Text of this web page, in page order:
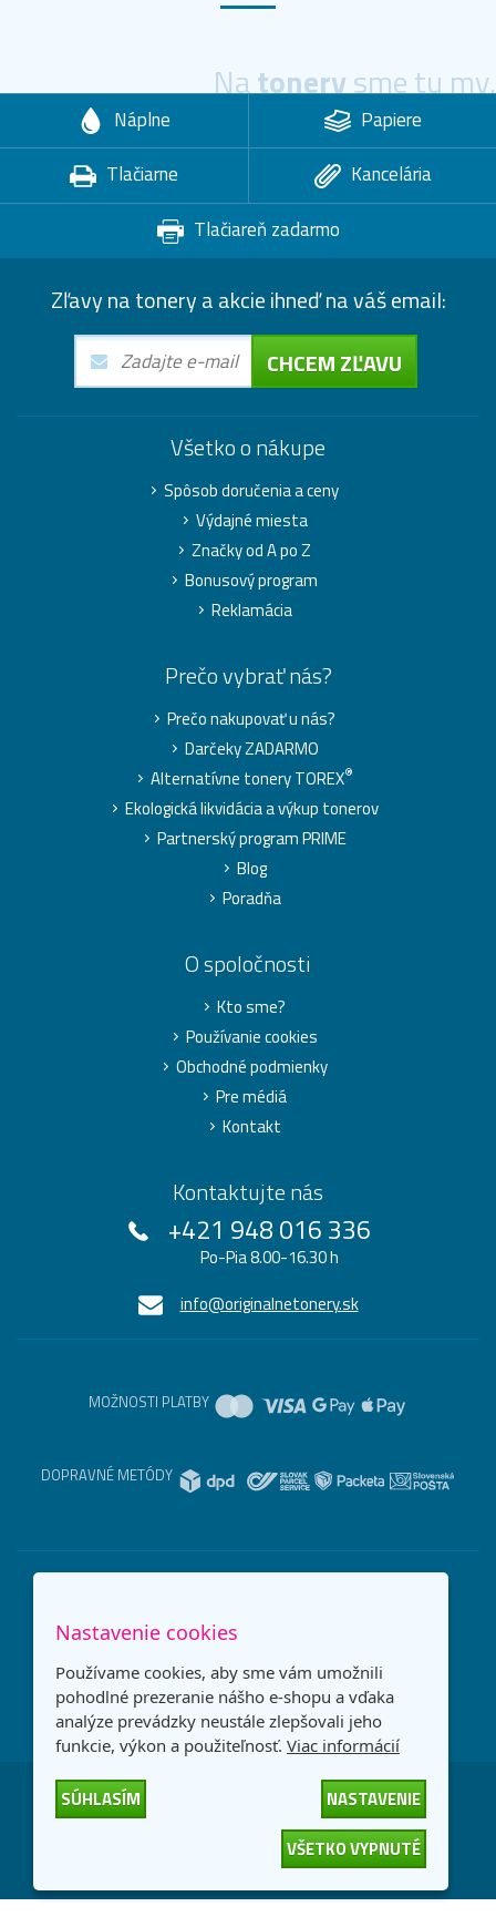
Natonerysme tu my.
Náplne
Papiere
Tlačiarne
Kancelária
Tlačiareň zadarmo
Zľavy na tonery a akcie ihneď na váš email:
CHCEM ZĽAVU
Všetko o nákupe
Spôsob doručenia a ceny
Výdajné miesta
Značky od A po Z
Bonusový program
Reklamácia
Prečo vybrať nás?
Prečo nakupovať u nás?
Darčeky ZADARMO
Alternatívne tonery TOREX®
Ekologická likvidácia a výkup tonerov
Partnerský program PRIME
Blog
Poradňa
O spoločnosti
Kto sme?
Používanie cookies
Obchodné podmienky
Pre médiá
Kontakt
Kontaktujte nás
+421 948 016 336
Po-Pia 8.00-16.30 h
info@originalnetonery.sk
MOŽNOSTI PLATBY
DOPRAVNÉ METÓDY
Slovensko
-
Všetky práva vyhradené
Nastavenie cookies
Používame cookies, aby sme vám umožnili
pohodlné prezeranie nášho e-shopu a vďaka
analýze prevádzky neustále zlepšovali jeho
funkcie, výkon a použiteľnosť. Viac informácií
SÚHLASÍM
NASTAVENIE
VŠETKO VYPNUTÉ